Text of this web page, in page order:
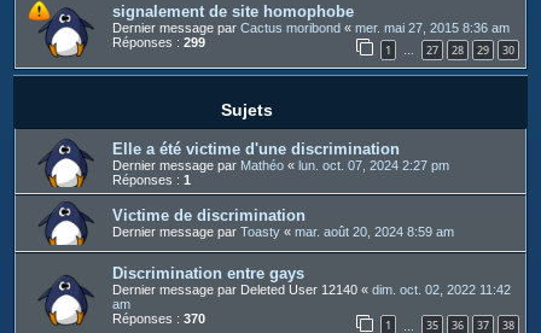
signalement de site homophobe
Dernier message par Cactus moribond « mer. mai 27, 2015 8:36 am
Réponses : 299 1 … 27 28 29 30
Sujets
Elle a été victime d'une discrimination
Dernier message par Mathéo « lun. oct. 07, 2024 2:27 pm
Réponses : 1
Victime de discrimination
Dernier message par Toasty « mar. août 20, 2024 8:59 am
Discrimination entre gays
Dernier message par Deleted User 12140 « dim. oct. 02, 2022 11:42
am
Réponses : 370 1 35 36 37 38